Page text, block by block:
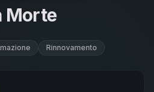
Morte
Rinnovamento